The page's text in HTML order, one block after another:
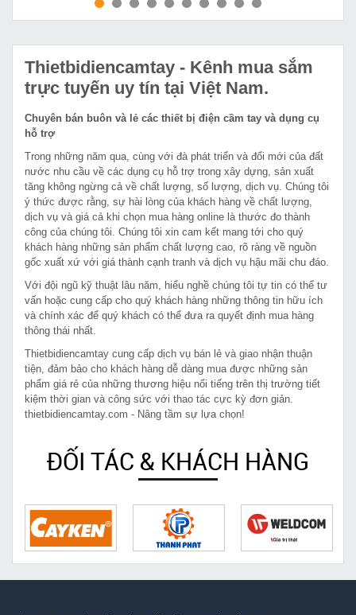
MUA NGAY MUA NGAY
Thietbidiencamtay - Kênh mua sắm
trực tuyến uy tín tại Việt Nam.
Chuyên bán buôn và lẻ các thiết bị điện cầm tay và dụng cụ
hỗ trợ
Trong những năm qua, cùng với đà phát triển và đổi mới của đất
nước nhu cầu về các dụng cụ hỗ trợ trong xây dựng, sản xuất
tăng không ngừng cả về chất lượng, số lượng, dịch vụ. Chúng tôi
ý thức được rằng, sự hài lòng của khách hàng về chất lượng,
dịch vụ và giá cả khi chọn mua hàng online là thước đo thành
công của chúng tôi. Chúng tôi xin cam kết mang tới cho quý
khách hàng những sản phẩm chất lượng cao, rõ ràng về nguồn
gốc xuất xứ với giá thành cạnh tranh và dịch vụ hậu mãi chu đáo.
Với đội ngũ kỹ thuật lâu năm, hiểu nghề chúng tôi tự tin có thể tư
vấn hoặc cung cấp cho quý khách hàng những thông tin hữu ích
và chính xác để quý khách có thể đưa ra quyết định mua hàng
thông thái nhất.
Thietbidiencamtay cung cấp dịch vụ bán lẻ và giao nhận thuận
tiện, đảm bảo cho khách hàng dễ dàng mua được những sản
phẩm giá rẻ của những thương hiệu nổi tiếng trên thị trường tiết
kiệm thời gian và công sức với thao tác cực kỳ đơn giản.
thietbidiencamtay.com - Nâng tầm sự lựa chọn!
ĐỐI TÁC & KHÁCH HÀNG